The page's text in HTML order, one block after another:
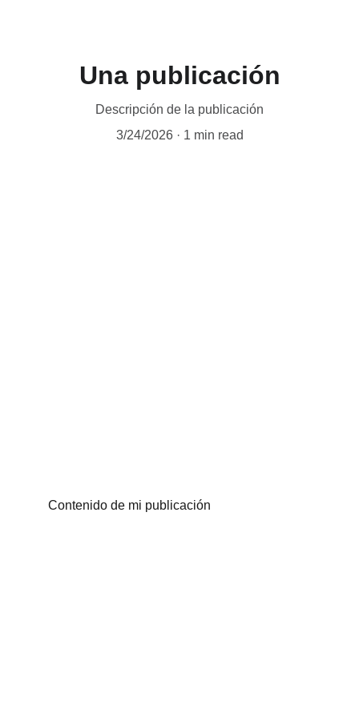
Una publicación
Descripción de la publicación
3/24/2026
1 min read
Contenido de mi publicación